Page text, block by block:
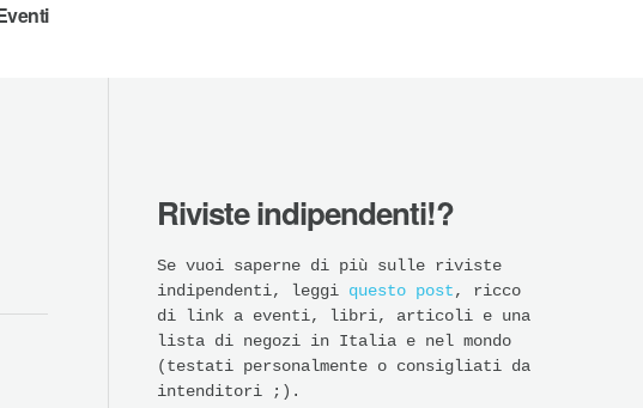
Riviste indipendenti!?
Se vuoi saperne di più sulle riviste
indipendenti, leggi questo post, ricco
di link a eventi, libri, articoli e una
lista di negozi in Italia e nel mondo
(testati personalmente o consigliati da
intenditori ;).